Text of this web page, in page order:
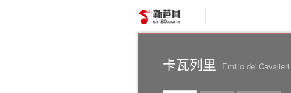
卡瓦列里 Emilio de' Cavalieri